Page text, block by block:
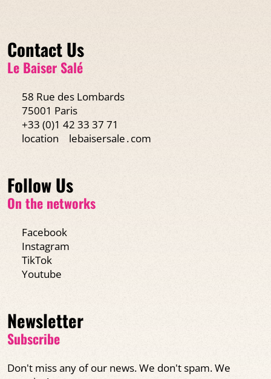
Contact Us
Le Baiser Salé
58 Rue des Lombards
75001 Paris
+33 (0)1 42 33 37 71
location
lebaisersale․com
Follow Us
On the networks
Facebook
Instagram
TikTok
Youtube
Newsletter
Subscribe
Don't miss any of our news. We don't spam. We